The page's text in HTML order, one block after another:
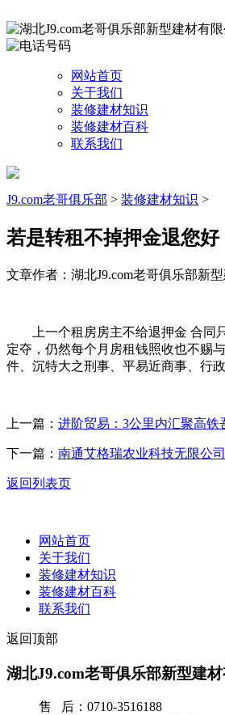
网站首页
关于我们
装修建材知识
装修建材百科
联系我们
J9.com老哥俱乐部 > 装修建材知识 >
若是转租不掉押金退您好
文章作者：湖北J9.com老哥俱乐部新
上一个租房房主不给退押金 合同只
定夺，仍然每个月房租钱照收也不赐
件、沉特大之刑事、平易近商事、行
上一篇： 进阶贸易：3公里内汇聚高铁
下一篇： 南通艾格瑞农业科技无限公
返回列表页
网站首页
关于我们
装修建材知识
装修建材百科
联系我们
返回顶部
湖北J9.com老哥俱乐部新型建材
售 后：0710-3516188